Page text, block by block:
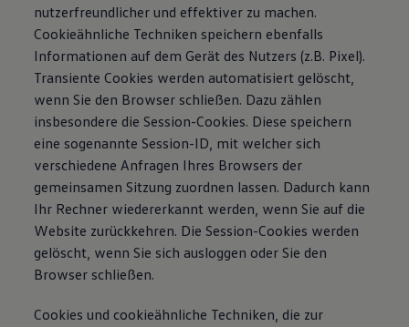
nutzerfreundlicher und effektiver zu machen.
Cookieähnliche Techniken speichern ebenfalls
Informationen auf dem Gerät des Nutzers (z.B. Pixel).
Transiente Cookies werden automatisiert gelöscht,
wenn Sie den Browser schließen. Dazu zählen
insbesondere die Session-Cookies. Diese speichern
eine sogenannte Session-ID, mit welcher sich
verschiedene Anfragen Ihres Browsers der
gemeinsamen Sitzung zuordnen lassen. Dadurch kann
Ihr Rechner wiedererkannt werden, wenn Sie auf die
Website zurückkehren. Die Session-Cookies werden
gelöscht, wenn Sie sich ausloggen oder Sie den
Browser schließen.
Cookies und cookieähnliche Techniken, die zur